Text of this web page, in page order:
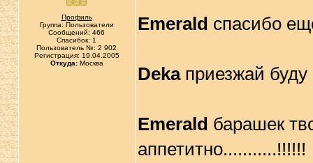
Профиль
Группа: Пользователи
Сообщений: 466
Спасибок: 1
Пользователь №: 2 902
Регистрация: 19.04.2005
Откуда:Москва
Emerald спасибо
Dekaприезжай
Emerald барашек
аппетитно...........!!!!!!